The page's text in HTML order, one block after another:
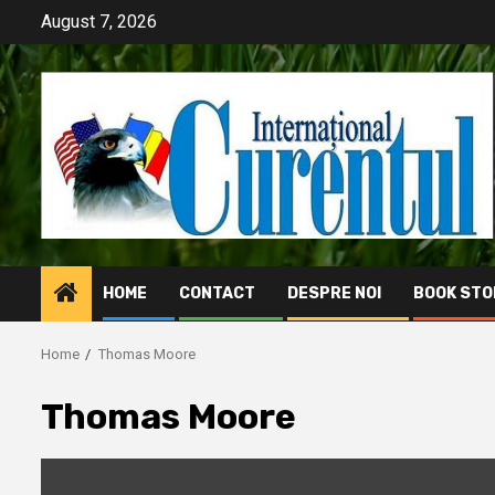
content
August 7, 2026
HOME CONTACT DESPRE NOI BOOK
Home Thomas Moore
Thomas Moore